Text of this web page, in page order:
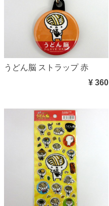
うどん脳 ストラップ 赤
¥ 360